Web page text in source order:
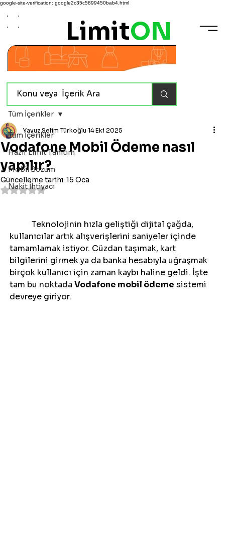
google-site-verification: google2c35c5899450bab4.html
LimitON
Tüm İçerikler
Hazır Limit Tanıtım
Mobil Bozum
Nakit İhtiyacı
Tüm İçerikler
Vodafone Mobil Ödeme nasıl
yapılır?
Yavuz Selim Türkoğlu 14 Eki 2025
Güncelleme tarihi:15 Oca
5 üzerinden NaN yıldız
Teknolojinin hızla geliştiği dijital çağda,
kullanıcılar artık alışverişlerini saniyeler içinde
tamamlamak istiyor. Cüzdan taşımak, kart
bilgilerini girmek ya da banka hesabıyla uğraşmak
birçok kullanıcı için zaman kaybı haline geldi. İşte
tam bu noktada Vodafone mobil ödeme sistemi
devreye giriyor.